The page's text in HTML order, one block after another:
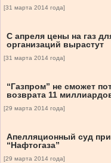
[31 марта 2014 года]
С апреля цены на газ
организаций вырастут
[31 марта 2014 года]
“Газпром” не сможет
возврата 11
[29 марта 2014 года]
Апелляционный суд
“Нафтогаза”
[29 марта 2014 года]